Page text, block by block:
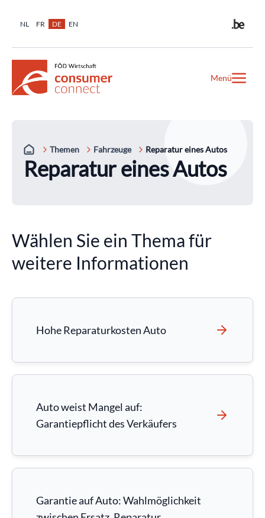
NL FR DE EN
Menü
Themen Fahrzeuge Reparatur eines Autos
Reparatur eines Autos
Wählen Sie ein Thema für
weitere Informationen
Hohe Reparaturkosten Auto
Auto weist Mangel auf:
Garantiepflicht des Verkäufers
Garantie auf Auto: Wahlmöglichkeit